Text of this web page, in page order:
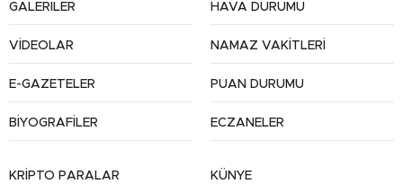
GALERİLER
VİDEOLAR
E-GAZETELER
BİYOGRAFİLER
HAVA DURUMU
NAMAZ VAKİTLERİ
PUAN DURUMU
ECZANELER
KRİPTO PARALAR KÜNYE